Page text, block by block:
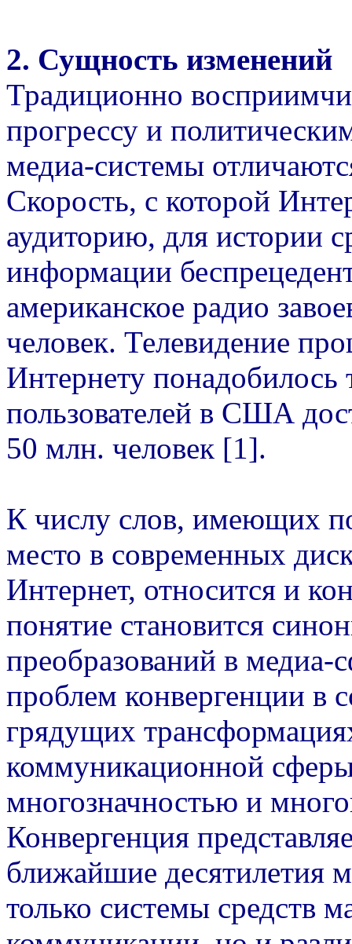
2. Сущность изменений
Традиционно
прогрессу и
медиа-системы
Скорость, с которой
аудиторию, для истории
информации
американское радио
человек. Телевидение
Интернету понадобилось
пользователей в США
50 млн. человек [1].
К числу слов, имеющих
место в современных
Интернет, относится и
понятие становится
преобразований в медиа-
проблем конвергенции в
грядущих
коммуникационной сферы
многозначностью и
Конвергенция
ближайшие десятилетия
только системы средств